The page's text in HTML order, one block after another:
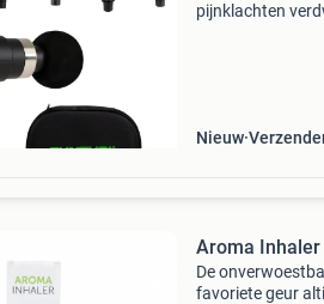
pijnklachten
Nieuw
Aroma
De
favoriete geur